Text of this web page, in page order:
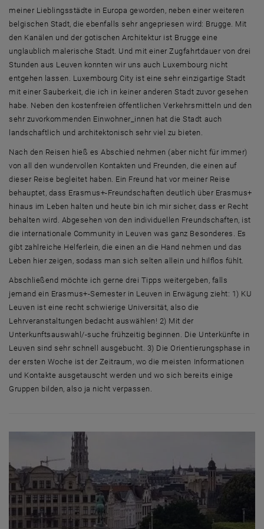
meiner Lieblingsstädte in Europa geworden, neben einer weiteren
belgischen Stadt, die ebenfalls sehr angepriesen wird: Brugge. Mit
den Kanälen und der gotischen Architektur ist Brugge eine
unglaublich malerische Stadt. Und mit einer Zugfahrtdauer von drei
Stunden aus Leuven konnten wir uns auch Luxembourg nicht
entgehen lassen. Luxembourg City ist eine sehr einzigartige Stadt
mit einer Sauberkeit, die ich in keiner anderen Stadt zuvor gesehen
habe. Neben den kostenfreien öffentlichen Verkehrsmitteln und den
sehr zuvorkommenden Einwohner_innen hat die Stadt auch
landschaftlich und architektonisch sehr viel zu bieten.
Nach den Reisen hieß es Abschied nehmen (aber nicht für immer)
von all den wundervollen Kontakten und Freunden, die einen auf
dieser Reise begleitet haben. Ein Freund hat vor meiner Reise
behauptet, dass Erasmus+-Freundschaften deutlich über Erasmus+
hinaus im Leben halten und heute bin ich mir sicher, dass er Recht
behalten wird. Abgesehen von den individuellen Freundschaften, ist
die internationale Community in Leuven was ganz Besonderes. Es
gibt zahlreiche Helferlein, die einen an die Hand nehmen und das
Leben hier zeigen, sodass man sich selten allein und hilflos fühlt.
Abschließend möchte ich gerne drei Tipps weitergeben, falls
jemand ein Erasmus+-Semester in Leuven in Erwägung zieht: 1) KU
Leuven ist eine recht schwierige Universität, also die
Lehrveranstaltungen bedacht auswählen! 2) Mit der
Unterkunftsauswahl/-suche frühzeitig beginnen. Die Unterkünfte in
Leuven sind sehr schnell ausgebucht. 3) Die Orientierungsphase in
der ersten Woche ist der Zeitraum, wo die meisten Informationen
und Kontakte ausgetauscht werden und wo sich bereits einige
Gruppen bilden, also ja nicht verpassen.